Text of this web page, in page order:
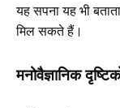
यह सपना यह भी
मिल सकते हैं।
मनोवैज्ञानिक